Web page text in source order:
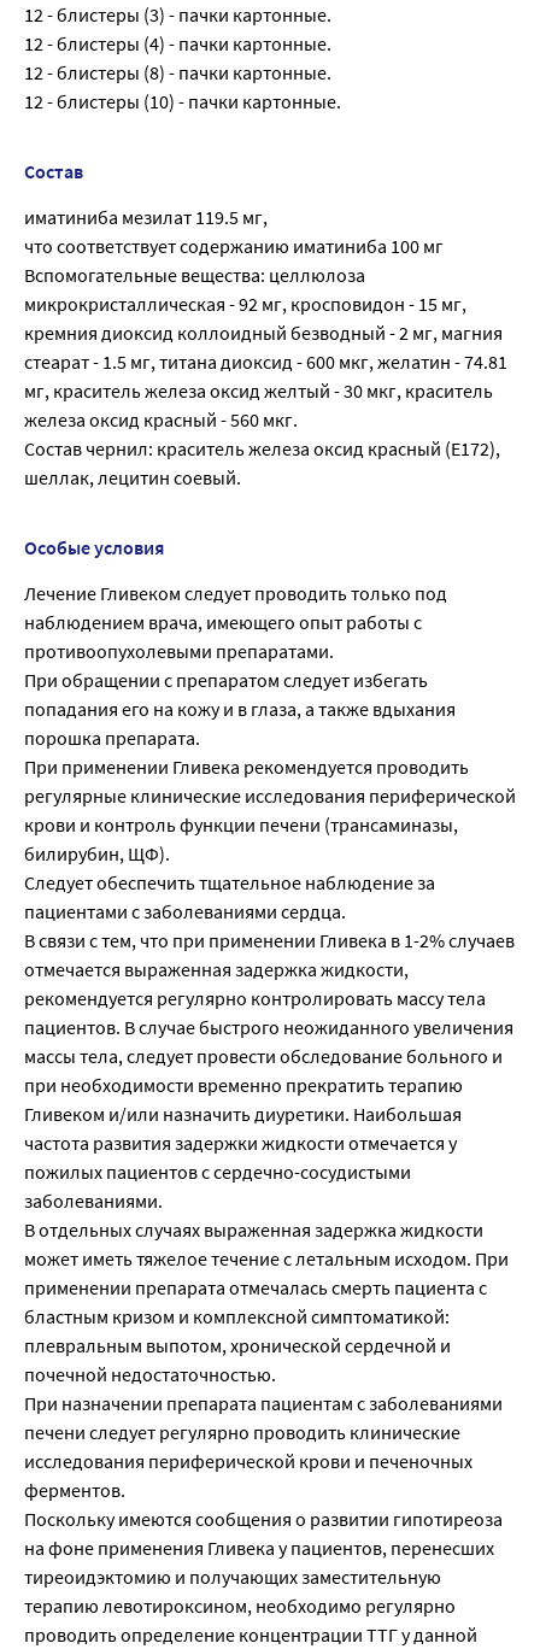
12 - блистеры (3) - пачки картонные.
12 - блистеры (4) - пачки картонные.
12 - блистеры (8) - пачки картонные.
12 - блистеры (10) - пачки картонные.
Состав
иматиниба мезилат 119.5 мг,
что соответствует содержанию иматиниба 100 мг
Вспомогательные вещества: целлюлоза
микрокристаллическая - 92 мг, кросповидон - 15 мг,
кремния диоксид коллоидный безводный - 2 мг, магния
стеарат - 1.5 мг, титана диоксид - 600 мкг, желатин - 74.81
мг, краситель железа оксид желтый - 30 мкг, краситель
железа оксид красный - 560 мкг.
Состав чернил: краситель железа оксид красный (E172),
шеллак, лецитин соевый.
Особые условия
Лечение Гливеком следует проводить только под
наблюдением врача, имеющего опыт работы с
противоопухолевыми препаратами.
При обращении с препаратом следует избегать
попадания его на кожу и в глаза, а также вдыхания
порошка препарата.
При применении Гливека рекомендуется проводить
регулярные клинические исследования периферической
крови и контроль функции печени (трансаминазы,
билирубин, ЩФ).
Следует обеспечить тщательное наблюдение за
пациентами с заболеваниями сердца.
В связи с тем, что при применении Гливека в 1-2% случаев
отмечается выраженная задержка жидкости,
рекомендуется регулярно контролировать массу тела
пациентов. В случае быстрого неожиданного увеличения
массы тела, следует провести обследование больного и
при необходимости временно прекратить терапию
Гливеком и/или назначить диуретики. Наибольшая
частота развития задержки жидкости отмечается у
пожилых пациентов с сердечно-сосудистыми
заболеваниями.
В отдельных случаях выраженная задержка жидкости
может иметь тяжелое течение с летальным исходом. При
применении препарата отмечалась смерть пациента с
бластным кризом и комплексной симптоматикой:
плевральным выпотом, хронической сердечной и
почечной недостаточностью.
При назначении препарата пациентам с заболеваниями
печени следует регулярно проводить клинические
исследования периферической крови и печеночных
ферментов.
Поскольку имеются сообщения о развитии гипотиреоза
на фоне применения Гливека у пациентов, перенесших
тиреоидэктомию и получающих заместительную
терапию левотироксином, необходимо регулярно
проводить определение концентрации ТТГ у данной